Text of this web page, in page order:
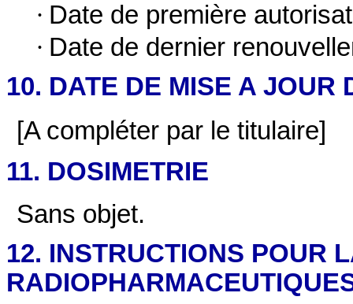
· Date de première
· Date de dernier
10. DATE DE MISE A JOUR
[A compléter par le titulaire]
11. DOSIMETRIE
Sans objet.
12. INSTRUCTIONS POUR